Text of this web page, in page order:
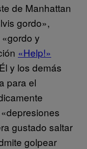
de Manhattan
gordo»,
y
«Help!»
y los demás
para el
gustado saltar
golpear